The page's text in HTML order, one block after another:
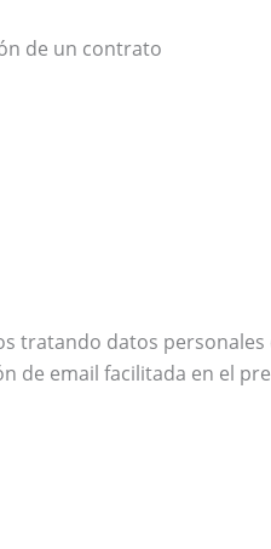
de un contrato
tratando datos personales
de email facilitada en el